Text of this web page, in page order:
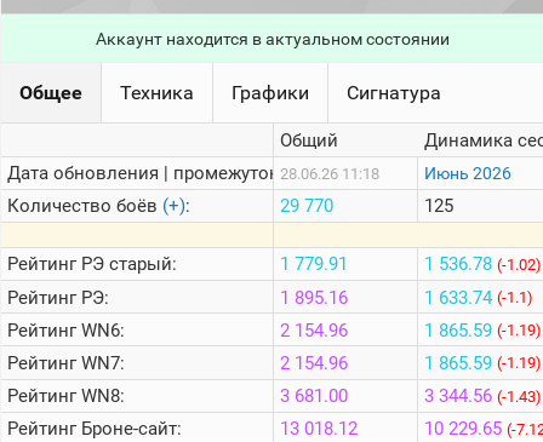
месяц)
(за
последние
сессии)
Топ
1000
Кланы
стримеров
Информация
Онлайн
Цветовая
шкала
Аккаунт находится в актуальном состоянии
Общее Техника Графики Сигнатура
Дата обновления | промежуток:
Количество боёв (+):
РейтингРЭ старый:
РейтингРЭ:
РейтингWN6:
РейтингWN7:
РейтингWN8:
РейтингБроне-сайт:
Общий
28.06.26 11:18
29 770
1 779.91
1 895.16
2 154.96
2 154.96
3 681.00
13 018.12
Динамика
Июнь 2026
125
1 536.78 (-1.02)
1 633.74 (-1.1)
1 865.59 (-1.19)
1 865.59 (-1.19)
3 344.56 (-1.43)
10 229.65 (-